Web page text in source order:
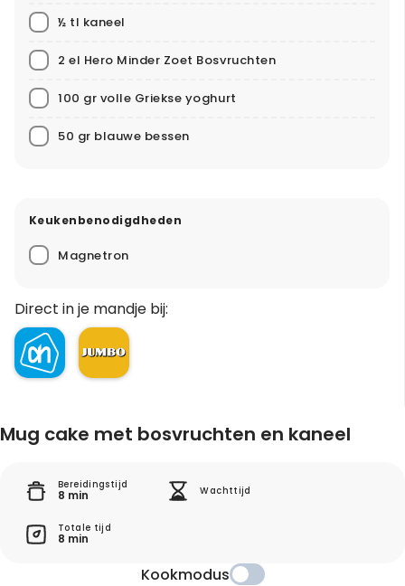
½ tl kaneel
2 el Hero Minder Zoet Bosvruchten
100 gr volle Griekse yoghurt
50 gr blauwe bessen
Keukenbenodigdheden
Magnetron
Direct in je mandje bij:
Mug cake met bosvruchten en kaneel
Bereidingstijd
8 min Wachttijd
Totale tijd
8 min
Kookmodus